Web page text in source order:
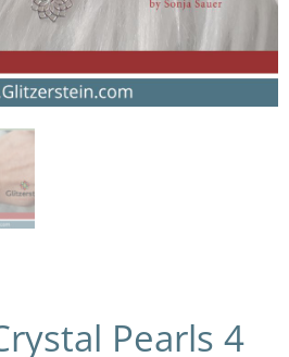
Pearls 4